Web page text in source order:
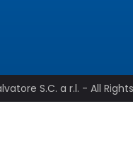
S.C. a r.l. - All